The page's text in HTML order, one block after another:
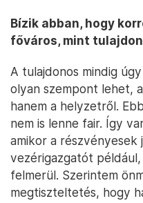
Bízik abban, hogy
főváros, mint
A tulajdonos mindig
olyan szempont lehet,
hanem a helyzetről.
nem is lenne fair. Így
amikor a részvényesek
vezérigazgatót
felmerül. Szerintem
megtiszteltetés, hogy